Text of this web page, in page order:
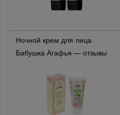
Ночной крем для лица
Бабушка Агафья — отзывы